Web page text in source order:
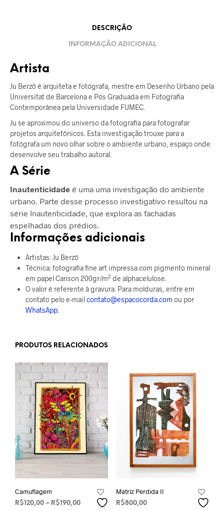
DESCRIÇÃO
INFORMAÇÃO ADICIONAL
Artista
Ju Berzô é arquiteta e fotógrafa, mestre em Desenho Urbano pela
Universitat de Barcelona e Pós Graduada em Fotografia
Contemporânea pela Universidade FUMEC.
Ju se aproximou do universo da fotografia para fotografar
projetos arquitetônicos. Esta investigação trouxe para a
fotógrafa um novo olhar sobre o ambiente urbano, espaço onde
desenvolve seu trabalho autoral.
A Série
Inautenticidade é uma uma investigação do ambiente
urbano. Parte desse processo investigativo resultou na
série Inautenticidade, que explora as fachadas
espelhadas dos prédios.
Informações adicionais
Artistas: Ju Berzô
Técnica: fotografia fine art impressa com pigmento mineral
em papel Canson 200gr/m2de alphacelulose.
O valor é referente à gravura. Para molduras, entre em
contato pelo e-mailcontato@espacocorda.com ou por
WhatsApp.
PRODUTOS RELACIONADOS
Camuflagem
R$ 120,00 – R$ 190,00Faixa
Matriz Perdida II
R$800,00